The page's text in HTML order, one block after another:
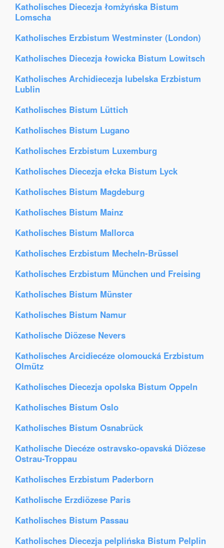
Katholisches Diecezja łomżyńska Bistum
Lomscha
Katholisches Erzbistum Westminster (London)
Katholisches Diecezja łowicka Bistum Lowitsch
Katholisches Archidiecezja lubelska Erzbistum
Lublin
Katholisches Bistum Lüttich
Katholisches Bistum Lugano
Katholisches Erzbistum Luxemburg
Katholisches Diecezja ełcka Bistum Lyck
Katholisches Bistum Magdeburg
Katholisches Bistum Mainz
Katholisches Bistum Mallorca
Katholisches Erzbistum Mecheln-Brüssel
Katholisches Erzbistum München und Freising
Katholisches Bistum Münster
Katholisches Bistum Namur
Katholische Diözese Nevers
Katholisches Arcidiecéze olomoucká Erzbistum
Olmütz
Katholisches Diecezja opolska Bistum Oppeln
Katholisches Bistum Oslo
Katholisches Bistum Osnabrück
Katholische Diecéze ostravsko-opavská Diözese
Ostrau-Troppau
Katholisches Erzbistum Paderborn
Katholische Erzdiözese Paris
Katholisches Bistum Passau
Katholisches Diecezja pelplińska Bistum Pelplin